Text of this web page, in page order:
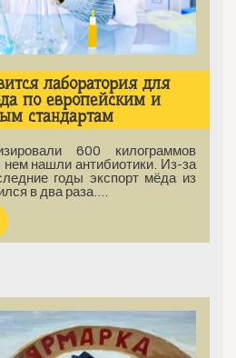
лаборатория для
по европейским и
стандартам
600 килограммов
нашли антибиотики. Из-за
годы экспорт мёда из
в два раза.…